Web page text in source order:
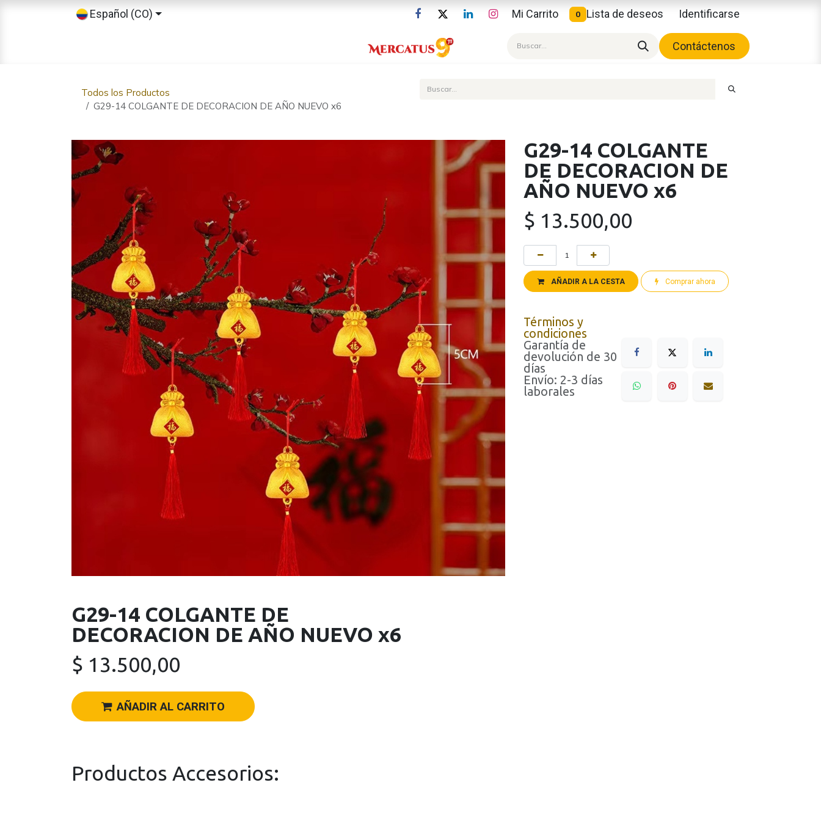
Español (CO) Mi Carrito 0 Lista de deseos Identificarse
Contáctenos
Todos los Productos
G29-14 COLGANTE DE DECORACION DE AÑO NUEVO x6
G29-14 COLGANTE
DE DECORACION DE
AÑO NUEVO x6
$ 13.500,00
AÑADIR A LA CESTA Comprar ahora
Términos y
condiciones
Garantía de
devolución de 30
días
Envío: 2-3 días
laborales
G29-14 COLGANTE DE
DECORACION DE AÑO NUEVO x6
$ 13.500,00
AÑADIR AL CARRITO
Productos Accesorios: